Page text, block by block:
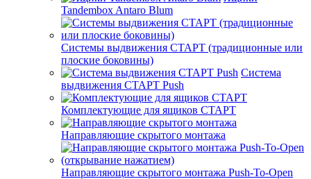
Tandembox Antaro Blum
Системы выдвижения СТАРТ (традиционные или
плоские боковины)
Система
выдвижения СТАРТ Push
Комплектующие для ящиков СТАРТ
Направляющие скрытого монтажа
Направляющие скрытого монтажа Push-To-Open